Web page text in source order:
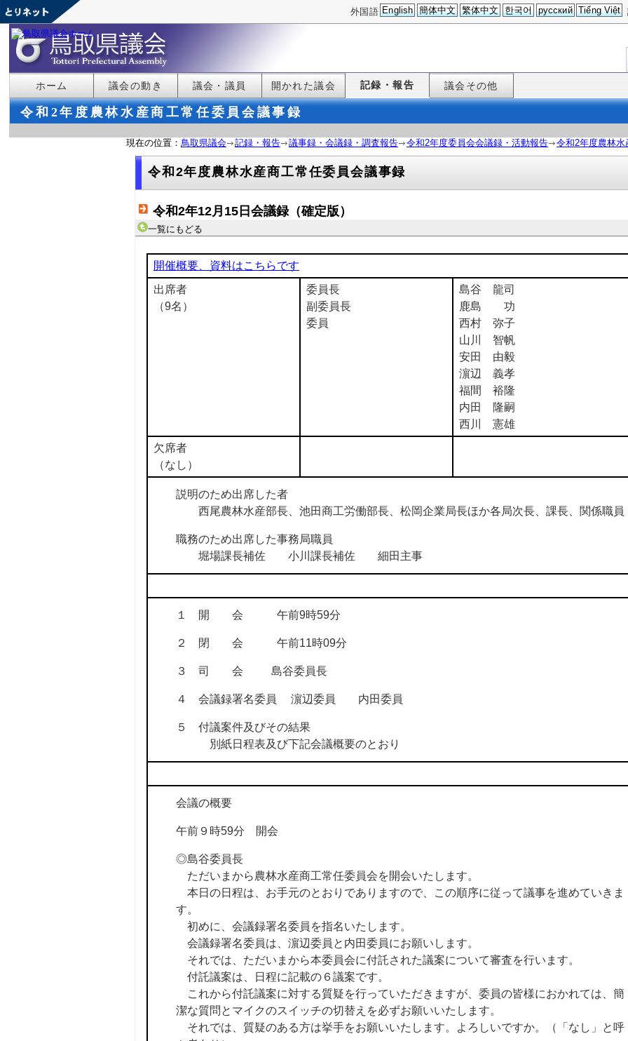
外国語 English 簡体中文 繁体中文 한국어 русский Tiếng Việt
ホーム 議会の動き 議会・議員 開かれた議会 記録・報告 議会その他
令和2年度農林水産商工常任委員会議事録
現在の位置： 鳥取県議会 記録・報告 議事録・会議録・調査報告 令和2年度委員会会議録・活動報告 令和2年度農林
令和2年度農林水産商工常任委員会議事録
令和2年12月15日会議録（確定版）
一覧にもどる
開催概要、資料はこちらです
出席者
（9名）
委員長
副委員長
委員
島谷 龍司
鹿島 功
西村 弥子
山川 智帆
安田 由毅
濵辺 義孝
福間 裕隆
内田 隆嗣
西川 憲雄
欠席者
（なし）
説明のため出席した者
西尾農林水産部長、池田商工労働部長、松岡企業局長ほか各局次長、課長、関係職員
職務のため出席した事務局職員
堀場課長補佐 小川課長補佐 細田主事
１ 開 会 午前9時59分
２ 閉 会 午前11時09分
３ 司 会 島谷委員長
４ 会議録署名委員 濵辺委員 内田委員
５ 付議案件及びその結果
別紙日程表及び下記会議概要のとおり
会議の概要
午前９時59分 開会
◎島谷委員長
ただいまから農林水産商工常任委員会を開会いたします。
本日の日程は、お手元のとおりでありますので、この順序に従って議事を進めていきま
す。
初めに、会議録署名委員を指名いたします。
会議録署名委員は、濵辺委員と内田委員にお願いします。
それでは、ただいまから本委員会に付託された議案について審査を行います。
付託議案は、日程に記載の６議案です。
これから付託議案に対する質疑を行っていただきますが、委員の皆様におかれては、簡
潔な質問とマイクのスイッチの切替えを必ずお願いいたします。
それでは、質疑のある方は挙手をお願いいたします。よろしいですか。（「なし」と呼